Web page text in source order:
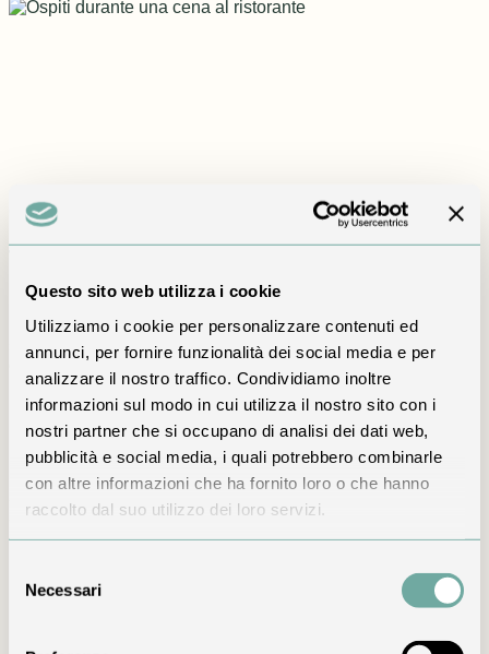
Questo sito web utilizza i cookie
Utilizziamo i cookie per personalizzare contenuti ed
annunci, per fornire funzionalità dei social media e per
analizzare il nostro traffico. Condividiamo inoltre
informazioni sul modo in cui utilizza il nostro sito con i
nostri partner che si occupano di analisi dei dati web,
pubblicità e social media, i quali potrebbero combinarle
con altre informazioni che ha fornito loro o che hanno
raccolto dal suo utilizzo dei loro servizi.
delNecessari
Cucina autentica
Partiamo dalle ricette e dai prodotti del territorio per costruire
piatti riconoscibili, curati e contemporanei. Il menu segue le
stagioni e dà spazio a proposte di terra, vegetariane e,
quando disponibili, di pesce.
La cena fa parte del viaggio
Dopo una giornata sui sentieri o qualche ora nella Spa, il
ristorante diventa un luogo dove rallentare ancora. Ti
anche per un compleanno o un anniversario.
Alternative vegetariane
Intolleranze e allergie gestite su comunicazione